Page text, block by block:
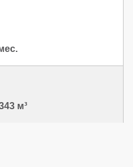
м³